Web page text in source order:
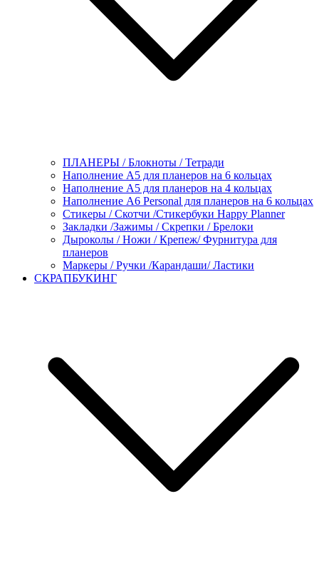
ПЛАНЕРЫ / Блокноты / Тетради
Наполнение А5 для планеров на 6 кольцах
Наполнение А5 для планеров на 4 кольцах
Наполнение А6 Personal для планеров на 6 кольцах
Стикеры / Скотчи /Стикербуки Happy Planner
Закладки /Зажимы / Скрепки / Брелоки
Дыроколы / Ножи / Крепеж/ Фурнитура для
планеров
Маркеры / Ручки /Карандаши/ Ластики
СКРАПБУКИНГ